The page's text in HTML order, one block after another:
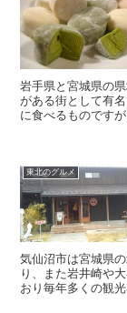
岩手県と宮城県の
がある街として有
に食べるものです
東北のグルメ
気仙沼市は宮城県
り、また岩井崎や
おり毎年多くの観